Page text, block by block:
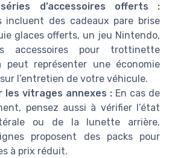
d’accessoires offerts :
incluent des cadeaux pare brise
glaces offerts, un jeu Nintendo,
accessoires pour trottinette
peut représenter une économie
l’entretien de votre véhicule.
les vitrages annexes : En cas de
pensez aussi à vérifier l’état
ou de la lunette arrière.
proposent des packs pour
à prix réduit.